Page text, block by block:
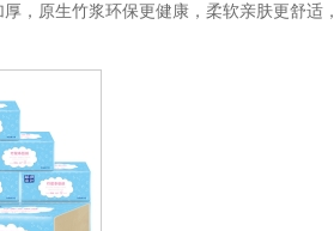
，原生竹浆环保更健康，柔软亲肤更舒适，
京东优惠券与京东返利红包！